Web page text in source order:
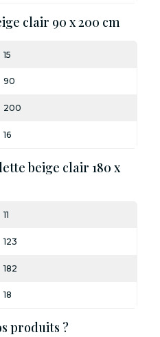
clair 90 x 200 cm
15
90
200
16
beige clair 180 x
11
123
182
18
produits ?